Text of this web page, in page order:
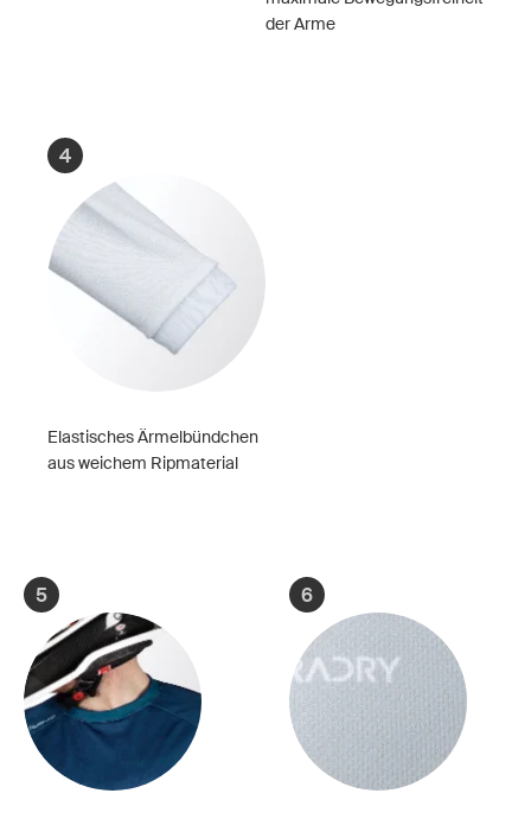
der Arme
4
Elastisches Ärmelbündchen
aus weichem Ripmaterial
5 6